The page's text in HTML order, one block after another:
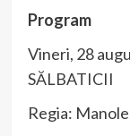
Program
Vineri, 28
SĂLBATICII
Regia: